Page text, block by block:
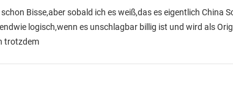
Bisse,aber sobald ich es weiß,das es eigentlich China
logisch,wenn es unschlagbar billig ist und wird als
trotzdem